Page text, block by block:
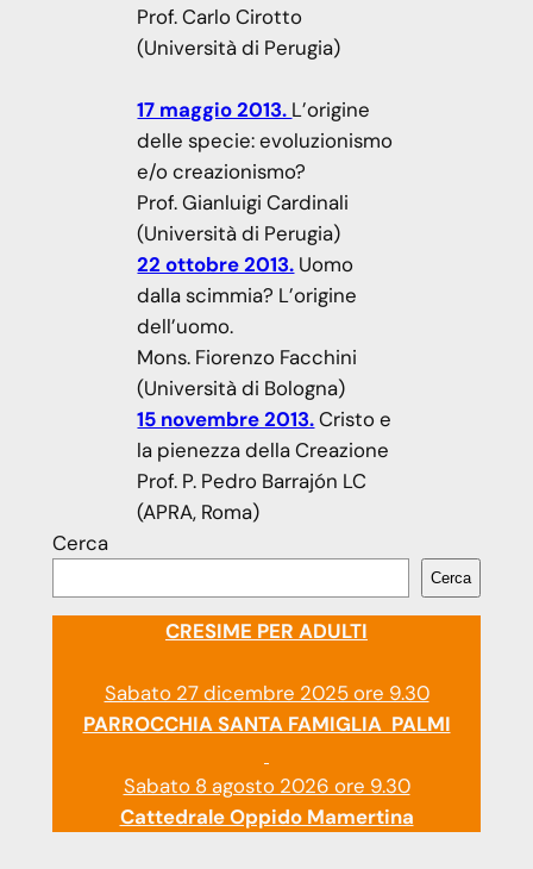
Prof. Carlo Cirotto
(Università di Perugia)
17 maggio 2013. L’origine
delle specie: evoluzionismo
e/o creazionismo?
Prof. Gianluigi Cardinali
(Università di Perugia)
22 ottobre 2013. Uomo
dalla scimmia? L’origine
dell’uomo.
Mons. Fiorenzo Facchini
(Università di Bologna)
15 novembre 2013. Cristo e
la pienezza della Creazione
Prof. P. Pedro Barrajón LC
(APRA, Roma)
Cerca
Cerca
CRESIME PER ADULTI
Sabato 27 dicembre 2025 ore 9.30
PARROCCHIA SANTA FAMIGLIA PALMI
Sabato 8 agosto 2026 ore 9.30
Cattedrale Oppido Mamertina